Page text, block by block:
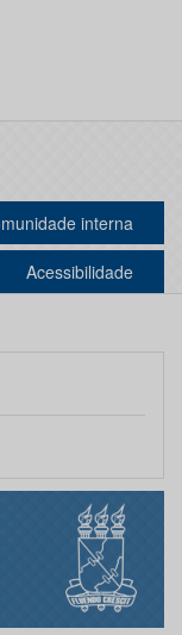
interna
Acessibilidade